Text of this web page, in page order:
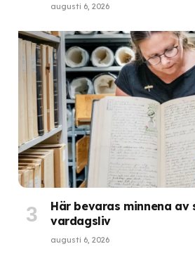
augusti 6, 2026
Här bevaras minnena av
vardagsliv
augusti 6, 2026